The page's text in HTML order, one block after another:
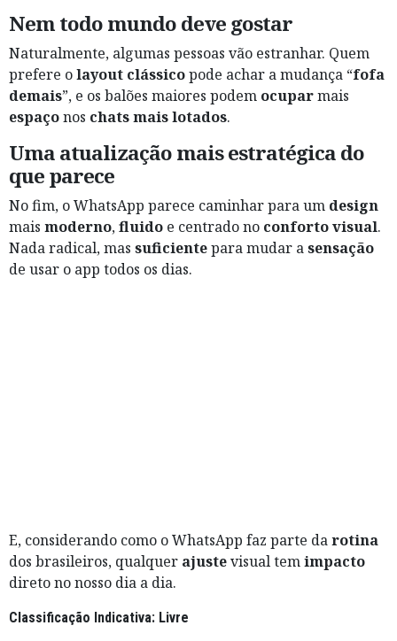
Nem todo mundo deve gostar
Naturalmente, algumas pessoas vão estranhar. Quem
prefere olayout clássicopode achar a mudança “fofa
demais”, e os balões maiores podem ocuparmais
espaçonos chats mais lotados.
Uma atualização mais estratégica do
que parece
No fim, o WhatsApp parece caminhar para um design
mais moderno,fluido e centrado no conforto visual.
Nada radical, mas suficientepara mudar asensação
de usar o app todos os dias.
E, considerando como o WhatsApp faz parte darotina
dos brasileiros, qualquer ajustevisual temimpacto
direto no nosso dia a dia.
Classificação Indicativa: Livre